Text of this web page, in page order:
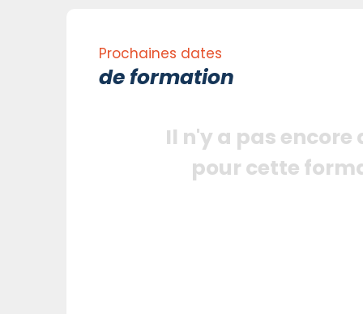
Prochaines dates
de formation
Il n'y a pas encore
pour cette